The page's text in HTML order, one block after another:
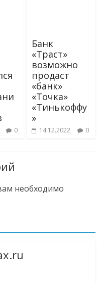
0
Банк
«Траст»
возможно
продаст
«банк»
«Точка»
«Тинькоффу
»
14.12.2022 0
необходимо